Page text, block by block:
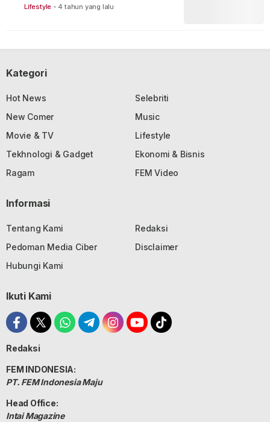
Lifestyle - 4 tahun yang lalu
Kategori
Hot News
Selebriti
New Comer
Music
Movie & TV
Lifestyle
Tekhnologi & Gadget
Ekonomi & Bisnis
Ragam
FEM Video
Informasi
Tentang Kami
Redaksi
Pedoman Media Ciber
Disclaimer
Hubungi Kami
Ikuti Kami
Redaksi
FEM INDONESIA:
PT. FEM Indonesia Maju
Head Office:
Intai Magazine